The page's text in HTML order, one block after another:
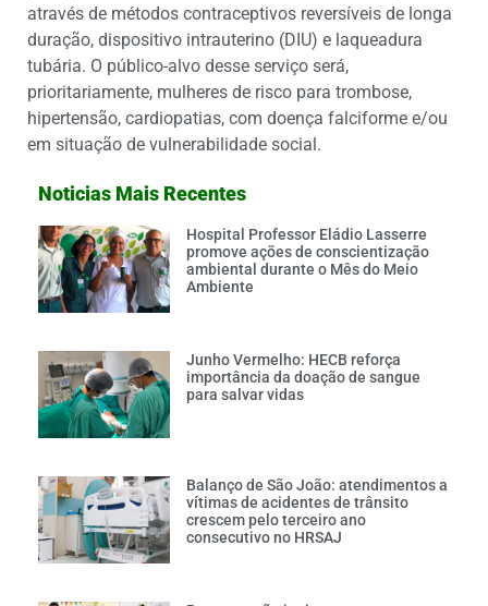
através de métodos contraceptivos reversíveis de longa
duração, dispositivo intrauterino (DIU) e laqueadura
tubária. O público-alvo desse serviço será,
prioritariamente, mulheres de risco para trombose,
hipertensão, cardiopatias, com doença falciforme e/ou
em situação de vulnerabilidade social.
Noticias Mais Recentes
Hospital Professor Eládio Lasserre
promove ações de conscientização
ambiental durante o Mês do Meio
Ambiente
Junho Vermelho: HECB reforça
importância da doação de sangue
para salvar vidas
Balanço de São João: atendimentos a
vítimas de acidentes de trânsito
crescem pelo terceiro ano
consecutivo no HRSAJ